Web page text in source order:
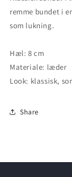
remme bundet i
som lukning.
Hæl: 8 cm
Materiale: læder
Look: klassisk,
Share